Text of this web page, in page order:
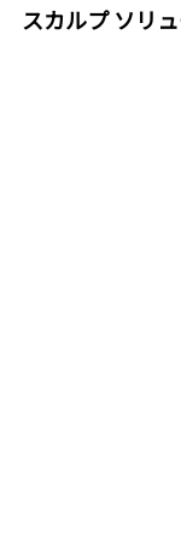
スカルプ ソリ